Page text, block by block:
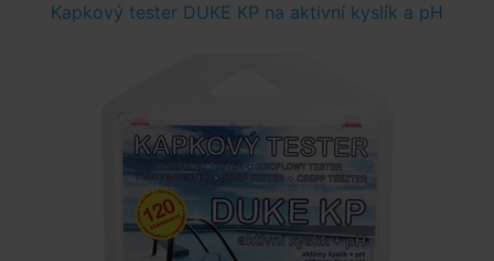
Kapkový tester DUKE KP na aktivní kyslík a pH